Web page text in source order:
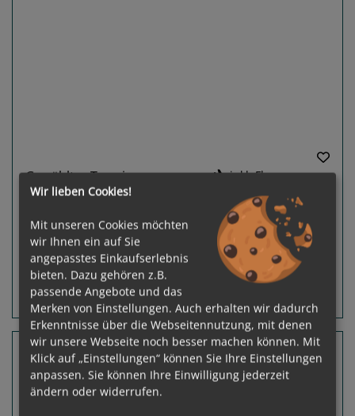
Gewählter Termin:
08.08.2026 -
Leistungspakete
inkl. Flug
€ 1.752,-
Ausgebucht
Routeninfos Terminübersicht
7 Nächte Türkei, Griechenland
Wind Star
Piräus (Athen) - Piräus (Athen)
Wir lieben Cookies!
Mit unseren Cookies möchten
wir Ihnen ein auf Sie
angepasstes Einkaufserlebnis
bieten. Dazu gehören z.B.
passende Angebote und das
Merken von Einstellungen. Auch erhalten wir dadurch
Erkenntnisse über die Webseitennutzung, mit denen
wir unsere Webseite noch besser machen können. Mit
Klick auf „Einstellungen“ können Sie Ihre Einstellungen
anpassen. Sie können Ihre Einwilligung jederzeit
ändern oder widerrufen.